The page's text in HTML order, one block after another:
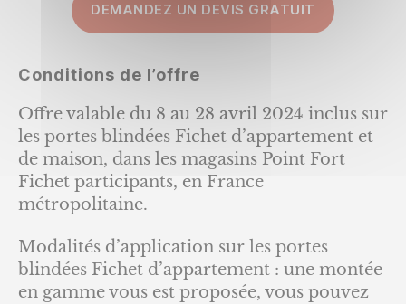
DEMANDEZ UN DEVIS GRATUIT
Conditions de l’offre
Offre valable du 8 au 28 avril 2024 inclus sur
les portes blindées Fichet d’appartement et
de maison, dans les magasins Point Fort
Fichet participants, en France
métropolitaine.
Modalités d’application sur les portes
blindées Fichet d’appartement : une montée
en gamme vous est proposée, vous pouvez